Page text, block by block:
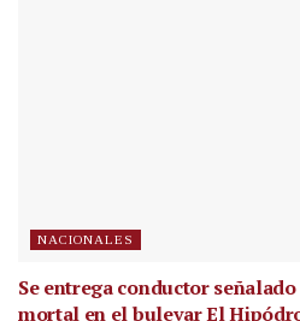
NACIONALES
Se entrega conductor
mortal en el bulevar El